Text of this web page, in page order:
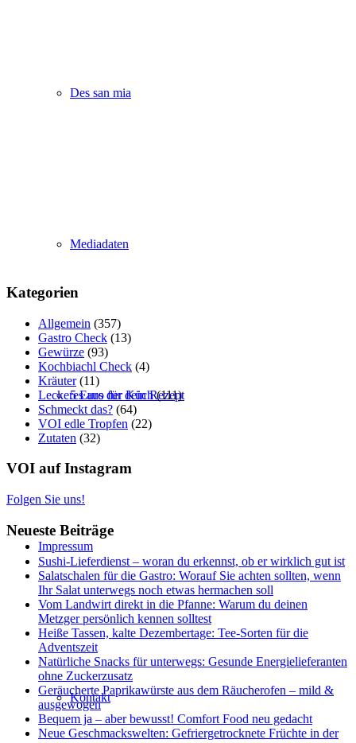
Des san mia
Mediadaten
5 Euro für dein Rezept
Impressum
Kontakt
Kategorien
Allgemein (357)
Gastro Check (13)
Gewürze (93)
Kochbiachl Check (4)
Kräuter(11)
Leckeres aus der Küch(111)
Schmeckt das? (64)
VOI edle Tropfen (22)
Zutaten (32)
VOI auf Instagram
Folgen Sie uns!
Neueste Beiträge
Sushi-Lieferdienst – woran du erkennst, ob er wirklich gut ist
Salatschalen für die Gastro: Worauf Sie achten sollten, wenn
Ihr Salat unterwegs noch etwas hermachen soll
Vom Landwirt direkt in die Pfanne: Warum du deinen
Metzger persönlich kennen solltest
Heiße Tassen, kalte Dezembertage: Tee-Sorten für die
Adventszeit
Natürliche Snacks für unterwegs: Gesunde Energielieferanten
ohne Zuckerzusatz
Geräucherte Paprikawürste aus dem Räucherofen – mild &
ausgewogen
Bequem ja – aber bewusst! Comfort Food neu gedacht
Neue Geschmackswelten: Gefriergetrocknete Früchte in der